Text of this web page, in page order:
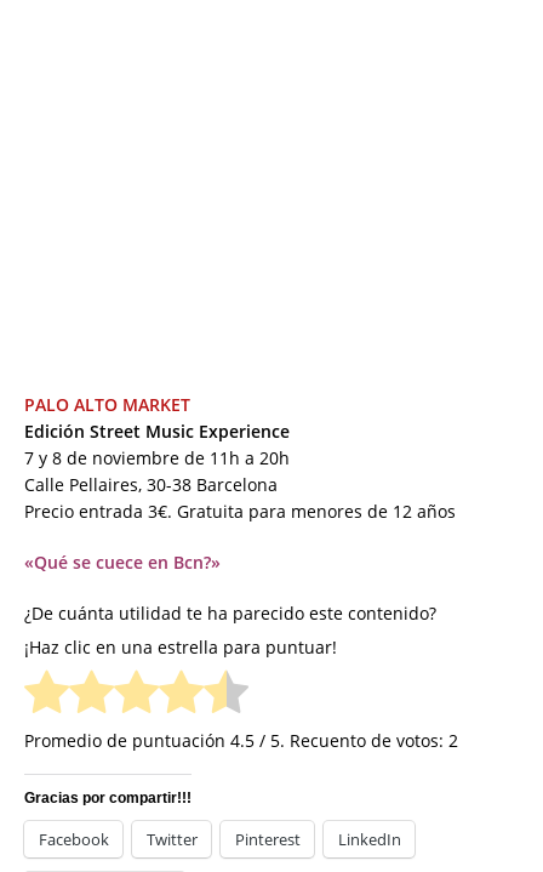
PALO ALTO MARKET
Edición Street Music Experience
7 y 8 de noviembre de 11h a 20h
Calle Pellaires, 30-38 Barcelona
Precio entrada 3€. Gratuita para menores de 12 años
«Qué se cuece en Bcn?»
¿De cuánta utilidad te ha parecido este contenido?
¡Haz clic en una estrella para puntuar!
Promedio de puntuación 4.5 / 5. Recuento de votos: 2
Gracias por compartir!!!
Facebook Twitter Pinterest LinkedIn